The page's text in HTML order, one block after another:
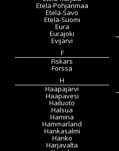
Etelä-Pohjanmaa
Etelä-Savo
Etelä-Suomi
Eura
Eurajoki
Evijärvi
F
Fiskars
Forssa
H
Haapajärvi
Haapavesi
Hailuoto
Halsua
Hamina
Hammarland
Hankasalmi
Hanko
Harjavalta